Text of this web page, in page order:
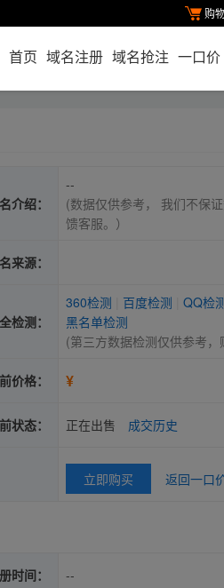
购
首页 域名注册 域名抢注 一口价
介绍：
--
(数据仅供参考， 我们不保
馈客服。）
来源：
检测：
360检测 百度检测
QQ检
黑名单检测
(第三方数据检测仅供参考
价格： ¥
状态： 正在出售 成交历史
立即购买 返回一口
时间： --